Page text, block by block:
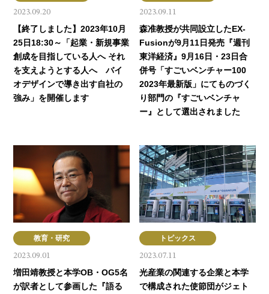
2023.09.20
【終了しました】2023年10月
25日18:30～「起業・新規事業
創成を目指している人へ それ
を支えようとする人へ バイ
オデザインで導き出す自社の
強み」を開催します
2023.09.11
森准教授が共同設立したEX-
Fusionが9月11日発売『週刊
東洋経済』9月16日・23日合
併号「すごいベンチャー100
2023年最新版」にてものづく
り部門の『すごいベンチャ
ー』として選出されました
教育・研究
2023.09.01
増田靖教授と本学OB・OG5名
が訳者として参画した『語る
トピックス
2023.07.11
光産業の関連する企業と本学
で構成された使節団がジェト